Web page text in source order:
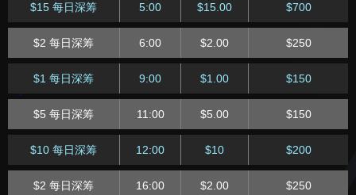
$10 每日急速 22:45 $10.00 $3,000
$2 每日急速 22:45 $2.00 $1,000
$100 每日急速 23:45 $100.00 $3,000
$30 每日急速 23:45 $30.00 $2,500
$8 每日急速 23:45 $8.00 $3,000
$5 每日快速 16:15 $5.00 $500
$1 每日快速 16:15 $1.00 $200
$100 每日快速 17:15 $100.00 $1,500
$30 每日快速 17:15 $30.00 $1,000
$8 每日快速 17:15 $8.00 $600
$40 每日大赛 21:00 $40.00 $1,250
$3 每日大赛 21:00 $3.00 $600
$60 每日大赛 22:00 $60.00 $1,000
$2 每日大赛 22:00 $2.00 $800
$15 每日大赛 23:00 $15.00 $2,500
$15 每日深筹 5:00 $15.00 $700
$2 每日深筹 6:00 $2.00 $250
$1 每日深筹 9:00 $1.00 $150
$5 每日深筹 11:00 $5.00 $150
$10 每日深筹 12:00 $10 $200
$2 每日深筹 16:00 $2.00 $250